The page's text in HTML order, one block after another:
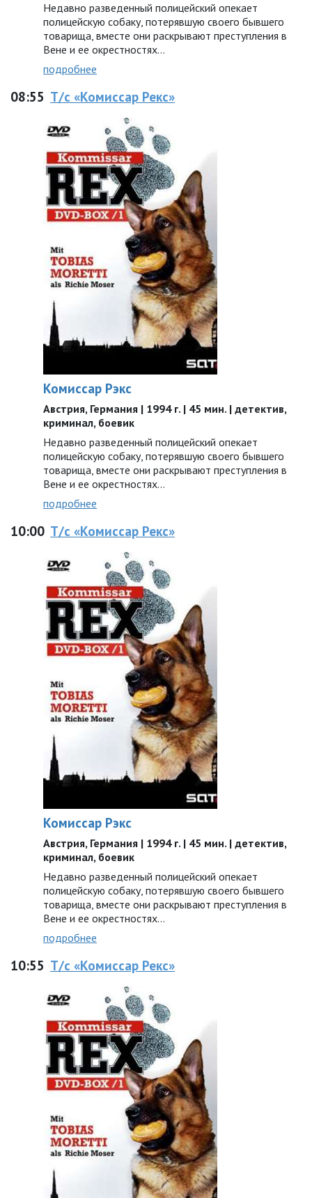
Недавно разведенный полицейский опекает
полицейскую собаку, потерявшую своего бывшего
товарища, вместе они раскрывают преступления в
Вене и ее окрестностях…
подробнее
08:55 Т/с «Комиссар Рекс»
Комиссар Рэкс
Австрия, Германия | 1994 г. | 45 мин. | детектив,
криминал, боевик
Недавно разведенный полицейский опекает
полицейскую собаку, потерявшую своего бывшего
товарища, вместе они раскрывают преступления в
Вене и ее окрестностях…
подробнее
10:00 Т/с «Комиссар Рекс»
Комиссар Рэкс
Австрия, Германия | 1994 г. | 45 мин. | детектив,
криминал, боевик
Недавно разведенный полицейский опекает
полицейскую собаку, потерявшую своего бывшего
товарища, вместе они раскрывают преступления в
Вене и ее окрестностях…
подробнее
10:55 Т/с «Комиссар Рекс»